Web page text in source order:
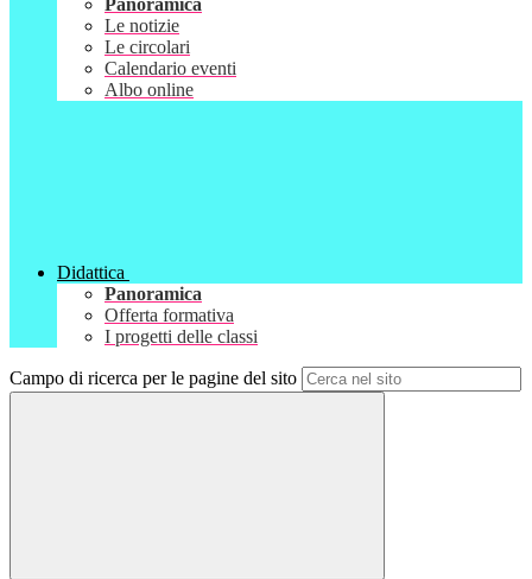
Panoramica
Le notizie
Le circolari
Calendario eventi
Albo online
Didattica
Panoramica
Offerta formativa
I progetti delle classi
Campo di ricerca per le pagine del sito